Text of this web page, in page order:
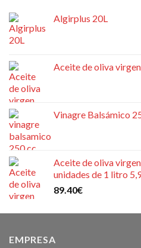
Algirplus 20L
Aceite de oliva
Vinagre Balsámico
Aceite de oliva
unidades de 1 litro
89.40€
EMPRESA